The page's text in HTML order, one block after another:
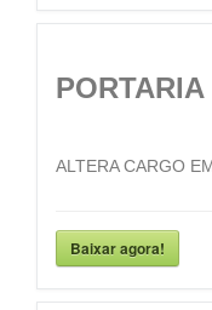
PORTARIA
ALTERA CARGO
Baixar agora!